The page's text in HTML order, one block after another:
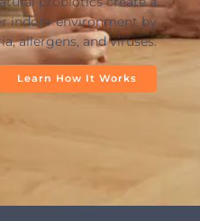
indoor environment by
allergens, and viruses.
Learn How It Works